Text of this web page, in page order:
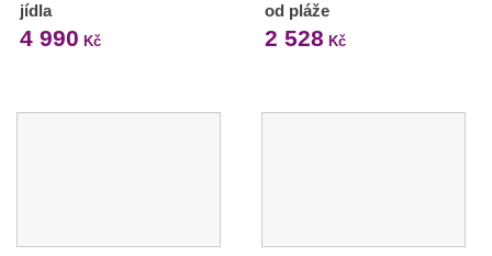
jídla
4 990 Kč
od pláže
2 528 Kč